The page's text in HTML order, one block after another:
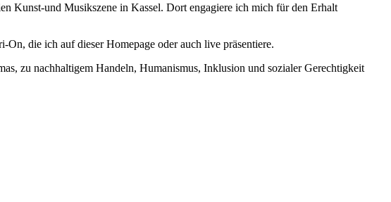
Kunst-und Musikszene in Kassel. Dort engagiere ich mich für den Erhalt
die ich auf dieser Homepage oder auch live präsentiere.
zu nachhaltigem Handeln, Humanismus, Inklusion und sozialer Gerechtigkeit